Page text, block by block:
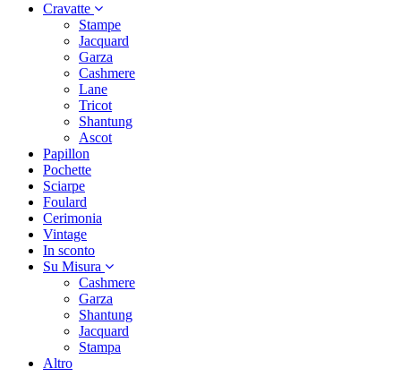
Cravatte
Stampe
Jacquard
Garza
Cashmere
Lane
Tricot
Shantung
Ascot
Papillon
Pochette
Sciarpe
Foulard
Cerimonia
Vintage
In sconto
Su Misura
Cashmere
Garza
Shantung
Jacquard
Stampa
Altro